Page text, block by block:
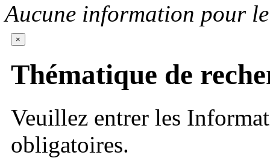
Aucune information pour
×
Thématique de
Veuillez entrer les
obligatoires.